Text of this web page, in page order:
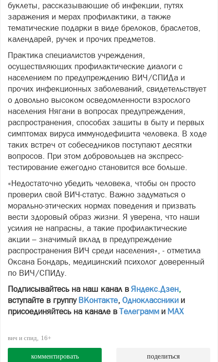
буклеты, рассказывающие об инфекции, путях
заражения и мерах профилактики, а также
тематические подарки в виде брелоков, браслетов,
календарей, ручек и прочих предметов.
Практика специалистов учреждения,
осуществляющих профилактические диалоги с
населением по предупреждению ВИЧ/СПИДа и
прочих инфекционных заболеваний, свидетельствует
о довольно высоком осведомленности взрослого
населения Нягани в вопросах предупреждения,
распространения, способах защиты в быту и первых
симптомах вируса иммунодефицита человека. В ходе
таких встреч от собеседников поступают десятки
вопросов. При этом добровольцев на экспресс-
тестирование ежегодно становится все больше.
«Недостаточно убедить человека, чтобы он просто
проверил свой ВИЧ-статус. Важно задуматься о
морально-этических нормах поведения и призвать
вести здоровый образ жизни. Я уверена, что наши
усилия не напрасны, а такие профилактические
акции – значимый вклад в предупреждение
распространения ВИЧ среди населения», - отметила
Оксана Бондарь, медицинский психолог доверенный
по ВИЧ/СПИДу.
Подписывайтесь на наш канал в Яндекс.Дзен,
вступайте в группу ВКонтакте, Одноклассники и
присоединяйтесь на канале в Телеграмм и МАХ
вич и спид 16+
комментировать поделиться